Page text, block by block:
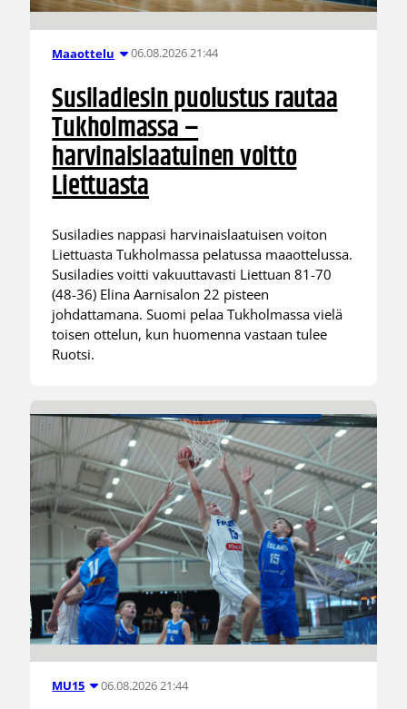
Maaottelu 06.08.2026 21:44
Susiladiesin puolustus rautaa
Tukholmassa –
harvinaislaatuinen voitto
Liettuasta
Susiladies nappasi harvinaislaatuisen voiton
Liettuasta Tukholmassa pelatussa maaottelussa.
Susiladies voitti vakuuttavasti Liettuan 81-70
(48-36) Elina Aarnisalon 22 pisteen
johdattamana. Suomi pelaa Tukholmassa vielä
toisen ottelun, kun huomenna vastaan tulee
Ruotsi.
MU15 06.08.2026 21:44